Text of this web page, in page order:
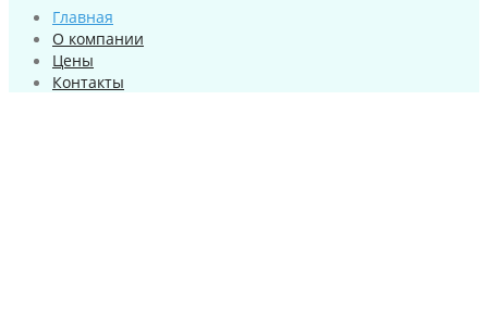
Главная
О компании
Цены
Контакты